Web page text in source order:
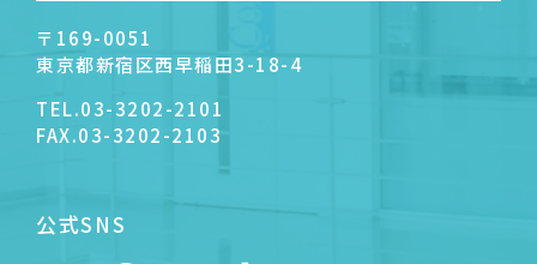
〒169-0051
東京都新宿区西早稲田3-18-4
TEL.03-3202-2101
FAX.03-3202-2103
公式SNS